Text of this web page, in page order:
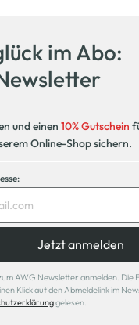
im Abo:
und einen 10% Gutschein
Online-Shop sichern.
Jetzt anmelden
AWG Newsletter anmelden. Die
Klick auf den Abmeldelink im
gelesen.